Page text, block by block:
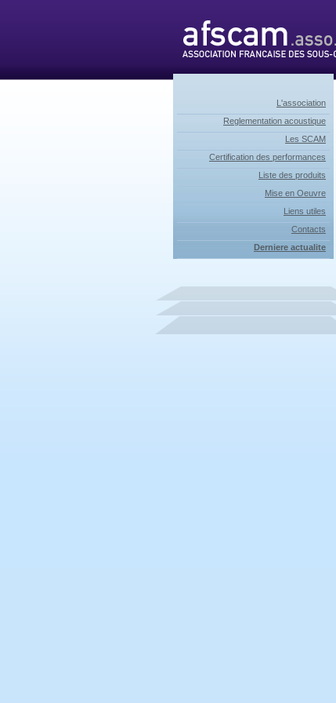
L'association
Reglementation acoustique
Les SCAM
Certification des performances
Liste des produits
Mise en Oeuvre
Liens utiles
Contacts
Derniere actualite